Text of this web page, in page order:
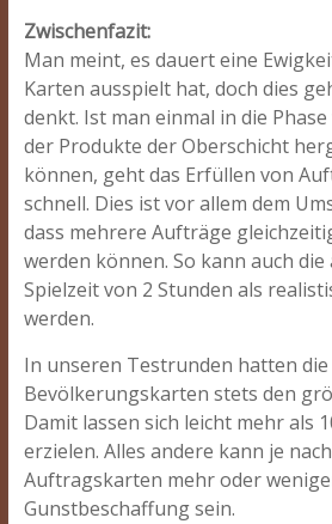
Zwischenfazit:
Man meint, es dauert eine
Karten ausspielt hat, doch dies
denkt. Ist man einmal in die
der Produkte der Oberschicht
können, geht das Erfüllen von
schnell. Dies ist vor allem dem
dass mehrere Aufträge
werden können. So kann auch
Spielzeit von 2 Stunden als
werden.
In unseren Testrunden hatten
Bevölkerungskarten stets den
Damit lassen sich leicht mehr als
erzielen. Alles andere kann je
Auftragskarten mehr oder
Gunstbeschaffung sein.